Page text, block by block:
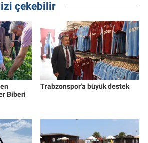
çekebilir
Biberi
Trabzonspor'a büyük destek